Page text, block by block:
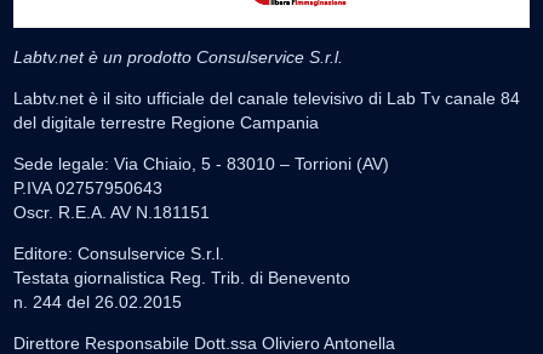
Labtv.net è un prodotto Consulservice S.r.l.
Labtv.net è il sito ufficiale del canale televisivo di Lab Tv canale 84
del digitale terrestre Regione Campania
Sede legale: Via Chiaio, 5 - 83010 – Torrioni (AV)
P.IVA 02757950643
Oscr. R.E.A. AV N.181151
Editore: Consulservice S.r.l.
Testata giornalistica Reg. Trib. di Benevento
n. 244 del 26.02.2015
Direttore Responsabile Dott.ssa Oliviero Antonella